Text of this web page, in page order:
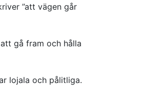
”att vägen går
gå fram och hålla
lojala och pålitliga.